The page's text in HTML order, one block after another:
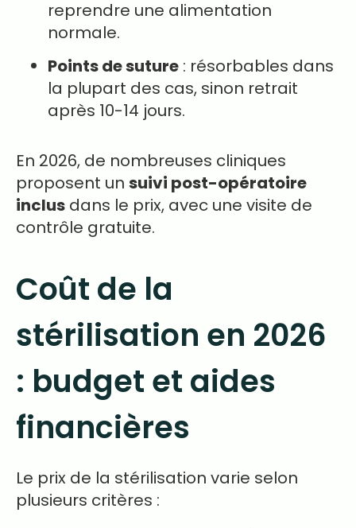
reprendre une alimentation
normale.
Points de suture : résorbables dans
la plupart des cas, sinon retrait
après 10-14 jours.
En 2026, de nombreuses cliniques
proposent un suivi post-opératoire
inclus dans le prix, avec une visite de
contrôle gratuite.
Coût de la
stérilisation en 2026
: budget et aides
financières
Le prix de la stérilisation varie selon
plusieurs critères :